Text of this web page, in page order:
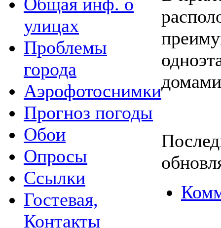
улицах
Проблемы
города
Аэрофотоснимки
Прогноз погоды
Обои
Опросы
Ссылки
Гостевая,
Контакты